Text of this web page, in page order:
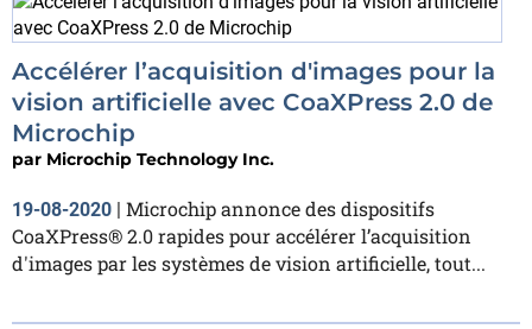
Accélérer l’acquisition d'images pour la
vision artificielle avec CoaXPress 2.0 de
Microchip
par Microchip Technology Inc.
19-08-2020 | Microchip annonce des dispositifs
CoaXPress® 2.0 rapides pour accélérer l’acquisition
d'images par les systèmes de vision artificielle, tout...